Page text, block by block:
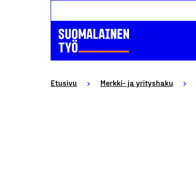
Etusivu Merkki- ja yrityshaku